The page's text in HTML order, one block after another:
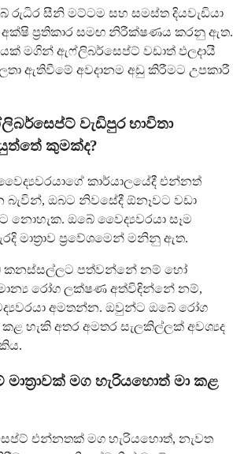
රුධිර සීනි මට්ටම සහ සමස්ත දියවැඩියා
ප්‍රතිකාර සමඟ නිරීක්ෂණය කරනු ඇත.
මගින් ඇෆ්ලිබර්සෙප්ට් වඩාත් ඵලදායී
ඇතිවීමේ අවදානම අඩු කිරීමට උපකාරී
වැඩිපුර භාවිතා
කුමක්ද?
කාර්යාලයේදී එන්නත්
බැවින්, ඔබට නිවසේදී ඕනෑවට වඩා
නොහැක. ඔබේ වෛද්‍යවරයා සෑම
මාත්‍රාව ප්‍රවේශමෙන් මනිනු ඇත.
කනස්සල්ලට පත්වන්නේ නම් හෝ
රෝග ලක්ෂණ අත්විඳින්නේ නම්,
අමතන්න. ඔවුන්ට ඔබේ රෝග
හැකි අතර අමතර සැලකිල්ලක් අවශ්‍යද
මග හැරියහොත් මා කළ
එන්නතක් මග හැරියහොත්, නැවත